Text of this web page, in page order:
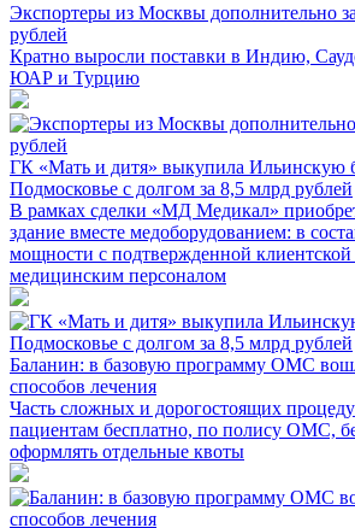
Экспортеры из Москвы дополнительно
рублей
Кратно выросли поставки в Индию,
ЮАР и Турцию
ГК «Мать и дитя» выкупила Ильинскую
Подмосковье с долгом за 8,5 млрд рублей
В рамках сделки «МД Медикал»
здание вместе медоборудованием: в
мощности с подтвержденной клиентской
медицинским персоналом
Баланин: в базовую программу ОМС
способов лечения
Часть сложных и дорогостоящих
пациентам бесплатно, по полису ОМС,
оформлять отдельные квоты